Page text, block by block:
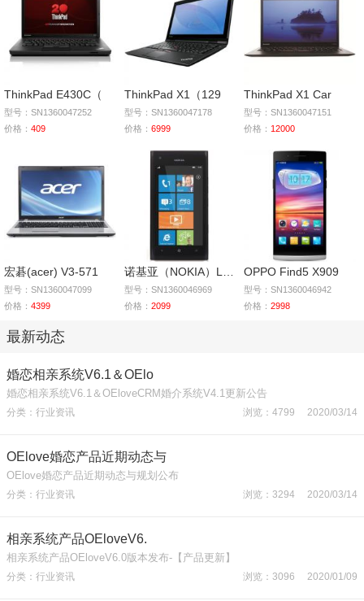
ThinkPad E430C（
型号：SN1360047252
价格： 409
ThinkPad X1（129
型号：SN1360047178
价格： 6999
ThinkPad X1 Car
型号：SN1360047151
价格： 12000
宏碁(acer) V3-571
型号：SN1360047099
价格： 4399
型号：SN1360046969
价格： 2099
OPPO Find5 X909
型号：SN1360046942
价格：2998
最新动态
婚恋相亲系统V6.1＆OElo
婚恋相亲系统V6.1＆OEloveCRM婚介系统V4.1更新公告
分类：行业资讯 浏览：4799 2020/03/14
OElove婚恋产品近期动态与
OElove婚恋产品近期动态与规划公布
分类：行业资讯 浏览：3294 2020/03/14
相亲系统产品OEloveV6.
相亲系统产品OEloveV6.0版本发布-【产品更新】
分类：行业资讯 浏览：3096 2020/01/09